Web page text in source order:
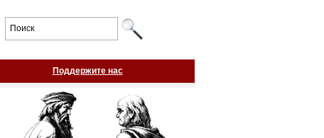
Поддержите нас